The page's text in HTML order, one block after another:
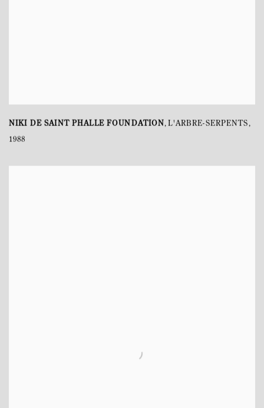
NIKI DE SAINT PHALLE FOUNDATION,L'ARBRE-SERPENTS ,
1988